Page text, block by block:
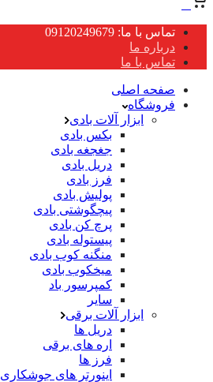
تماس با ما: 09120249679
درباره ما
تماس با ما
صفحه اصلی
فروشگاه
ابزار آلات بادی
بکس بادی
جغجغه بادی
دریل بادی
فرز بادی
پولیش بادی
پیچگوشتی بادی
پرچ کن بادی
پیستوله بادی
منگنه کوب بادی
میخکوب بادی
کمپرسور باد
سایر
ابزار آلات برقی
دریل ها
اره های برقی
فرز ها
اینورتر های جوشکاری